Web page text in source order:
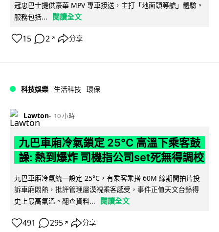
冠忠巴士提供豪華 MPV 專車接送，主打「地面頭等艙」體驗。
服務包括...
閱讀全文
15 2 ↗ 分享
科技娛樂 生活科技 環保
Lawton 10 小時
九巴車廂冷氣鎖定 25°C 高溫下乘客鼓
譟: 熱到爆炸 司機指公司set死無得調校
九巴車廂冷氣統一設定 25°C，有乘客乘搭 60M 線期間拍片投
訴車廂悶熱，批評管理層漠視乘客感受，事件正值天文台錄得
史上最高氣溫。翻查資料...
閱讀全文
491 295 ↗ 分享